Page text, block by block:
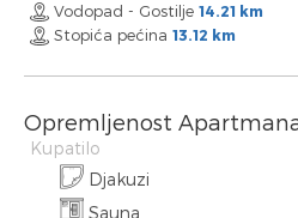
Vodopad - Gostilje 14.21 km
Stopića pećina 13.12 km
Opremljenost
Kupatilo
Djakuzi
Sauna